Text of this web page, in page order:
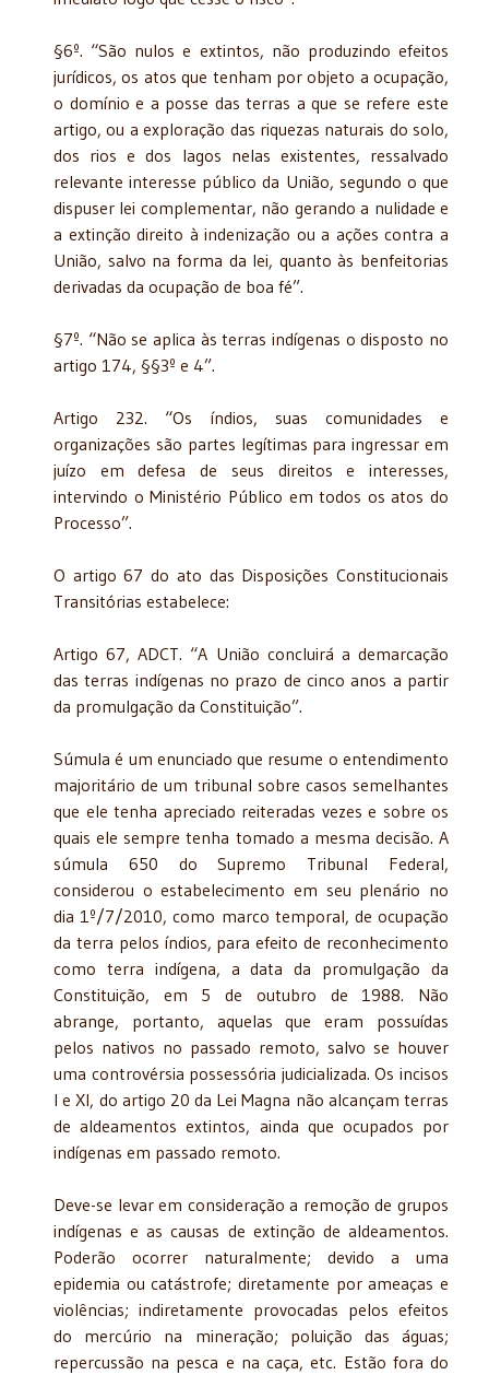
§6º. “São nulos e extintos, não produzindo efeitos
jurídicos, os atos que tenham por objeto a ocupação,
o domínio e a posse das terras a que se refere este
artigo, ou a exploração das riquezas naturais do solo,
dos rios e dos lagos nelas existentes, ressalvado
relevante interesse público da União, segundo o que
dispuser lei complementar, não gerando a nulidade e
a extinção direito à indenização ou a ações contra a
União, salvo na forma da lei, quanto às benfeitorias
derivadas da ocupação de boa fé”.
§7º. “Não se aplica às terras indígenas o disposto no
artigo 174, §§3º e 4”.
Artigo 232. “Os índios, suas comunidades e
organizações são partes legítimas para ingressar em
juízo em defesa de seus direitos e interesses,
intervindo o Ministério Público em todos os atos do
Processo”.
O artigo 67 do ato das Disposições Constitucionais
Transitórias estabelece:
Artigo 67, ADCT. “A União concluirá a demarcação
das terras indígenas no prazo de cinco anos a partir
da promulgação da Constituição”.
Súmula é um enunciado que resume o entendimento
majoritário de um tribunal sobre casos semelhantes
que ele tenha apreciado reiteradas vezes e sobre os
quais ele sempre tenha tomado a mesma decisão. A
súmula 650 do Supremo Tribunal Federal,
considerou o estabelecimento em seu plenário no
dia 1º/7/2010, como marco temporal, de ocupação
da terra pelos índios, para efeito de reconhecimento
como terra indígena, a data da promulgação da
Constituição, em 5 de outubro de 1988. Não
abrange, portanto, aquelas que eram possuídas
pelos nativos no passado remoto, salvo se houver
uma controvérsia possessória judicializada. Os incisos
I e XI, do artigo 20 da Lei Magna não alcançam terras
de aldeamentos extintos, ainda que ocupados por
indígenas em passado remoto.
Deve-se levar em consideração a remoção de grupos
indígenas e as causas de extinção de aldeamentos.
Poderão ocorrer naturalmente; devido a uma
epidemia ou catástrofe; diretamente por ameaças e
violências; indiretamente provocadas pelos efeitos
do mercúrio na mineração; poluição das águas;
repercussão na pesca e na caça, etc. Estão fora do